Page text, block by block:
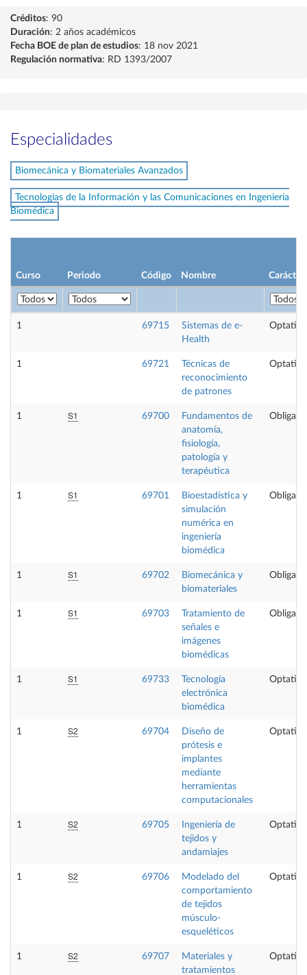
Créditos: 90
Duración: 2 años académicos
Fecha BOE de plan de estudios: 18 nov 2021
Regulación normativa: RD 1393/2007
Especialidades
Biomecánica y Biomateriales Avanzados
Tecnologías de la Información y las Comunicaciones en Ingeniería
Biomédica
Curso Periodo Código Nombre Carácter
1 69715
Sistemas de e-
Health
Optativa
1 69721
Técnicas de
reconocimiento
de patrones
Optativa
1 S1 69700
Fundamentos de
anatomía,
fisiología,
patología y
terapéutica
1 S1 69701
Bioestadística y
simulación
numérica en
ingeniería
biomédica
1 S1 69702
Biomecánica y
biomateriales
1 S1 69703
Tratamiento de
señales e
imágenes
biomédicas
1 S1 69733
Tecnología
electrónica
biomédica
Optativa
1 S2 69704
Diseño de
prótesis e
implantes
mediante
herramientas
computacionales
Optativa
1 S2 69705
Ingeniería de
tejidos y
andamiajes
Optativa
1 S2 69706
Modelado del
comportamiento
de tejidos
músculo-
esqueléticos
Optativa
1 S2 69707
Materiales y
tratamientos
Optativa